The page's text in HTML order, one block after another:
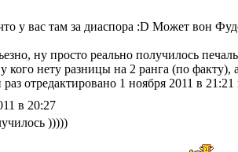
у вас там за диаспора :D Может вон
ну просто реально получилось
кого нету разницы на 2 ранга (по
отредактировано 1 ноября 2011 в
в 20:27
)))))